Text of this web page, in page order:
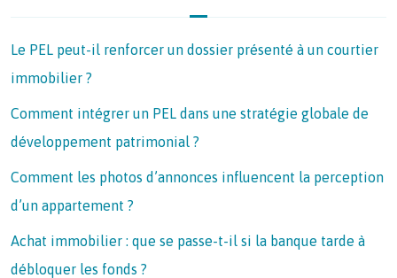
Le PEL peut-il renforcer un dossier présenté à un courtier
immobilier ?
Comment intégrer un PEL dans une stratégie globale de
développement patrimonial ?
Comment les photos d’annonces influencent la perception
d’un appartement ?
Achat immobilier : que se passe-t-il si la banque tarde à
débloquer les fonds ?